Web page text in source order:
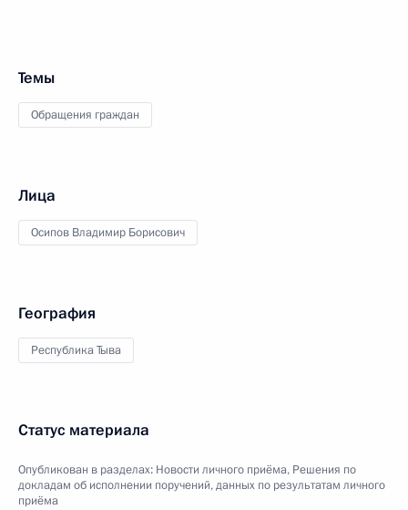
Темы
Обращения граждан
Лица
Осипов Владимир Борисович
География
Республика Тыва
Статус материала
Опубликован в разделах: Новости личного приёма, Решения по
докладам об исполнении поручений, данных по результатам личного
приёма